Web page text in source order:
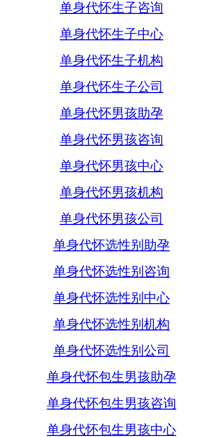
单身代怀生子咨询
单身代怀生子中心
单身代怀生子机构
单身代怀生子公司
单身代怀男孩助孕
单身代怀男孩咨询
单身代怀男孩中心
单身代怀男孩机构
单身代怀男孩公司
单身代怀选性别助孕
单身代怀选性别咨询
单身代怀选性别中心
单身代怀选性别机构
单身代怀选性别公司
单身代怀包生男孩助孕
单身代怀包生男孩咨询
单身代怀包生男孩中心